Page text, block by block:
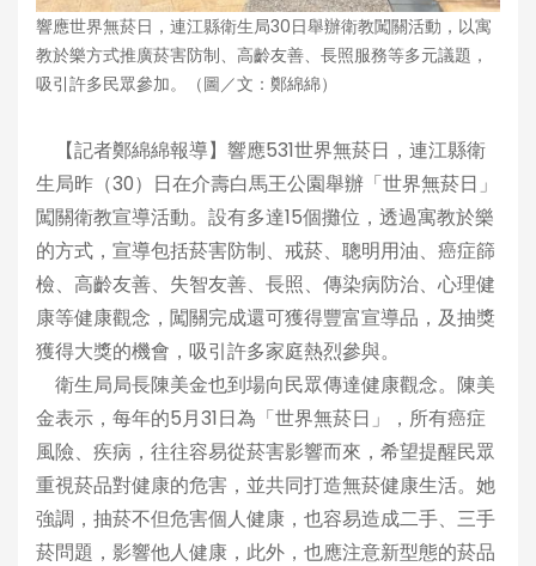
響應世界無菸日，連江縣衛生局30日舉辦衛教闖關活動，以寓
教於樂方式推廣菸害防制、高齡友善、長照服務等多元議題，
吸引許多民眾參加。（圖／文：鄭綿綿）
【記者鄭綿綿報導】響應531世界無菸日，連江縣衛
生局昨（30）日在介壽白馬王公園舉辦「世界無菸日」
闖關衛教宣導活動。設有多達15個攤位，透過寓教於樂
的方式，宣導包括菸害防制、戒菸、聰明用油、癌症篩
檢、高齡友善、失智友善、長照、傳染病防治、心理健
康等健康觀念，闖關完成還可獲得豐富宣導品，及抽獎
獲得大獎的機會，吸引許多家庭熱烈參與。
衛生局局長陳美金也到場向民眾傳達健康觀念。陳美
金表示，每年的5月31日為「世界無菸日」，所有癌症
風險、疾病，往往容易從菸害影響而來，希望提醒民眾
重視菸品對健康的危害，並共同打造無菸健康生活。她
強調，抽菸不但危害個人健康，也容易造成二手、三手
菸問題，影響他人健康，此外，也應注意新型態的菸品